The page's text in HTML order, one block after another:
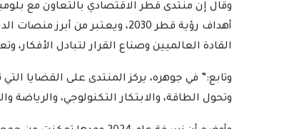
وقال إن منتدى قطر الاقتصادي بالتعاون مع
أهداف رؤية قطر 2030، ويعتبر
القادة العالميين وصناع القرار لتبادل الأفكار،
وتابع:” في جوهره، يركز المنتدى على القضايا
وتحول الطاقة، والابتكار التكنولوجي، والرياضة